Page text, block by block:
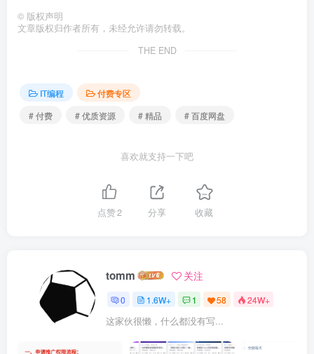
© 版权声明
文章版权归作者所有，未经允许请勿转载。
THE END
IT编程
付费专区
# 付费
# 优质资源 # 精品 # 百度网盘
喜欢就支持一下吧
点赞2 分享 收藏
tomm 关注
0 1.6W+ 1 58 24W+
这家伙很懒，什么都没有写...